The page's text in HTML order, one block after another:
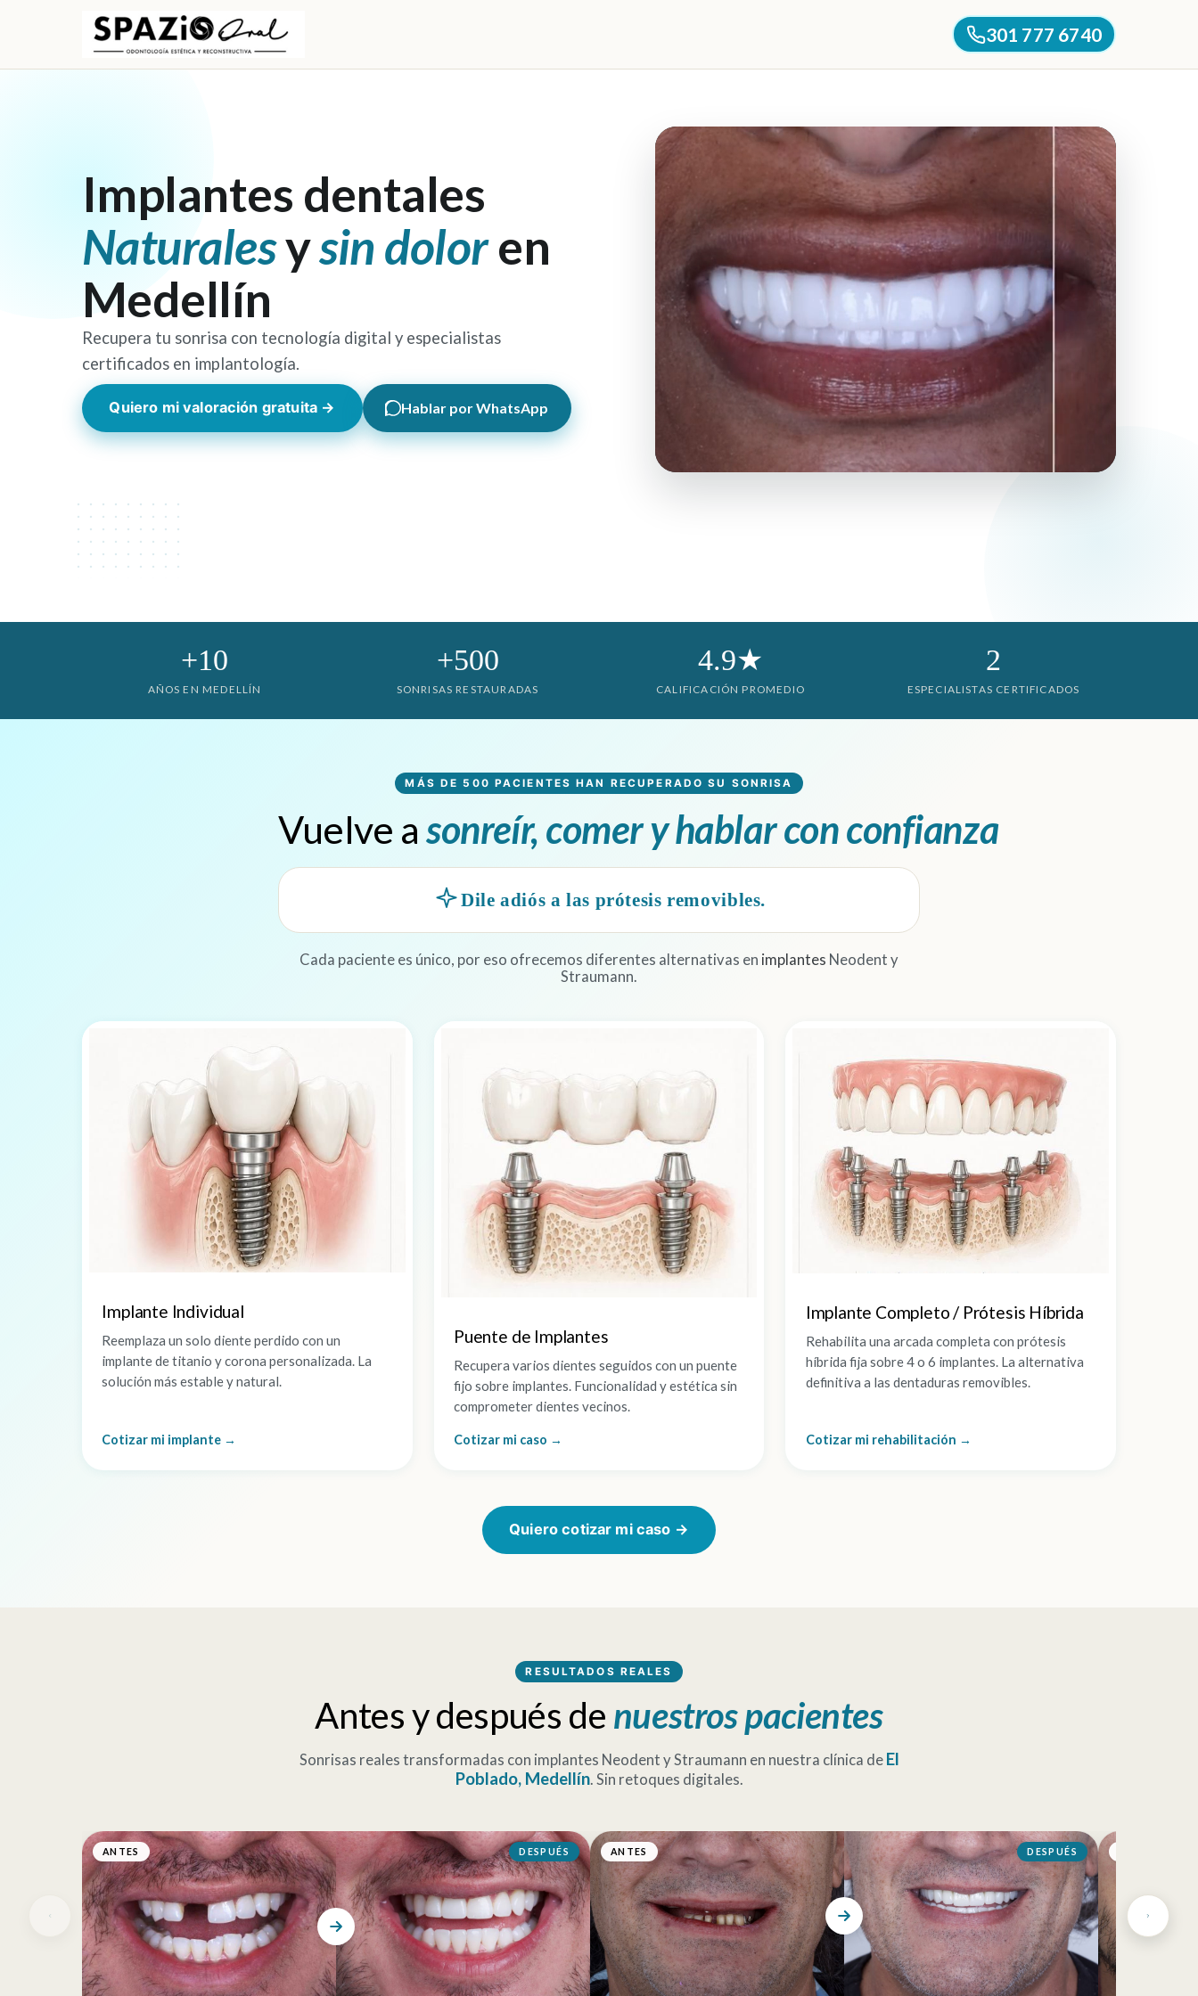
301 777 6740
Implantes dentales
Naturalesysin doloren
Medellín
Recupera tu sonrisa con tecnología digital y especialistas
certificados en implantología.
Quiero mi valoración gratuita → Hablar por WhatsApp
+10
AÑOS EN MEDELLÍN
+500
SONRISAS RESTAURADAS
4.9★
CALIFICACIÓN PROMEDIO
2
ESPECIALISTAS CERTIFICADOS
MÁS DE 500 PACIENTES HAN RECUPERADO SU SONRISA
Vuelve asonreír, comer y hablar con confianza
Dile adiós a las prótesis removibles.
Cada paciente es único, por eso ofrecemos diferentes alternativas en implantes Neodent y
Straumann.
Implante Individual
Reemplaza un solo diente perdido con un
implante de titanio y corona personalizada. La
solución más estable y natural.
Cotizar mi implante →
Puente de Implantes
Recupera varios dientes seguidos con un puente
fijo sobre implantes. Funcionalidad y estética sin
comprometer dientes vecinos.
Cotizar mi caso →
Implante Completo / Prótesis Híbrida
Rehabilita una arcada completa con prótesis
híbrida fija sobre 4 o 6 implantes. La alternativa
definitiva a las dentaduras removibles.
Cotizar mi rehabilitación →
Quiero cotizar mi caso →
RESULTADOS REALES
Antes y después de nuestros pacientes
Sonrisas reales transformadas con implantes Neodent y Straumann en nuestra clínica de El
Poblado, Medellín. Sin retoques digitales.
ANTES DESPUÉS ANTES DESPUÉS